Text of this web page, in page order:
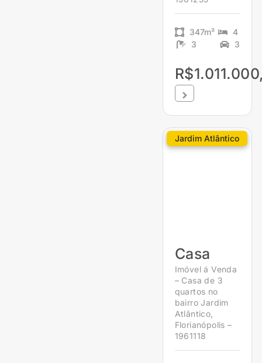
347m²
4
3
3
Jardim Atlântico
Casa
Imóvel á Venda
– Casa de 3
quartos no
bairro Jardim
Atlântico,
Florianópolis –
1961118